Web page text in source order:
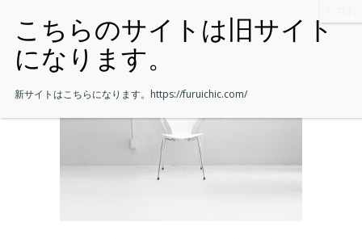
新サイトはこちらになります。 https://furuichic.com/